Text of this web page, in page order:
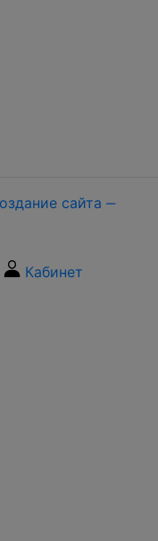
сайта ‒
Кабинет